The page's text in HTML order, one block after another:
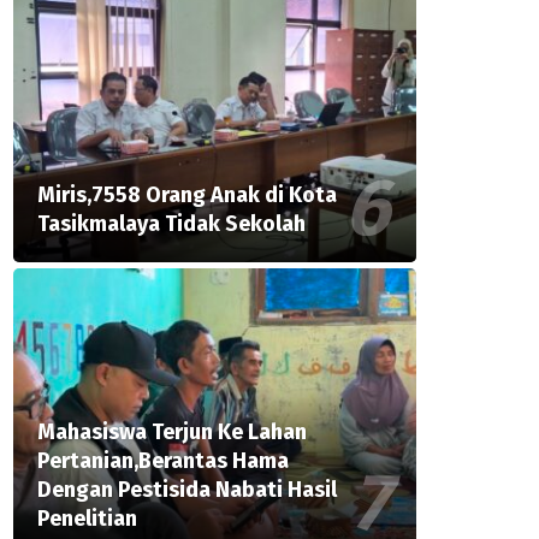
Miris,7558 Orang Anak di Kota
Tasikmalaya Tidak Sekolah
Mahasiswa Terjun Ke Lahan
Pertanian,Berantas Hama
Dengan Pestisida Nabati Hasil
Penelitian